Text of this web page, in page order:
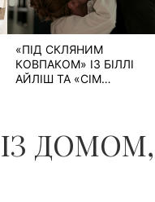
«ПІД СКЛЯНИМ
КОВПАКОМ» ІЗ БІЛЛІ
АЙЛІШ ТА «СІМ
ДОМОМ,